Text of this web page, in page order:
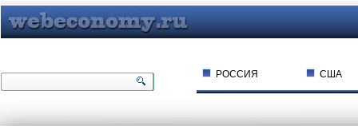
РОССИЯ США